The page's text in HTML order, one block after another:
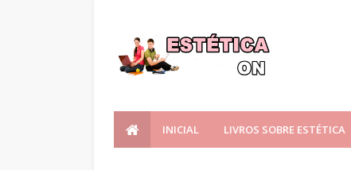
INICIAL LIVROS SOBRE ESTÉTICA